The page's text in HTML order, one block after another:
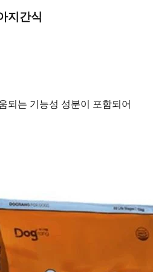
지간식
되는 기능성 성분이 포함되어